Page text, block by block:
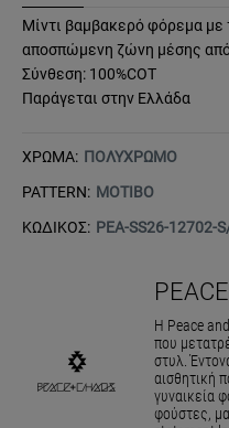
Μίντι βαμβακερό φόρεμα με
αποσπώμενη ζώνη μέσης από
Σύνθεση: 100%COT
Παράγεται στην Ελλάδα
ΧΡΩΜΑ: ΠΟΛΥΧΡΩΜΟ
PATTERN: ΜΟΤΙΒΟ
ΚΩΔΙΚΟΣ: PEA-SS26-12702-
Η Peace
που
στυλ.
αισθητική
γυναικεία
φούστες,